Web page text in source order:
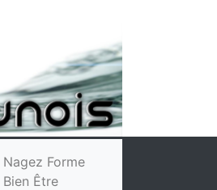
Nagez Forme
Bien Être